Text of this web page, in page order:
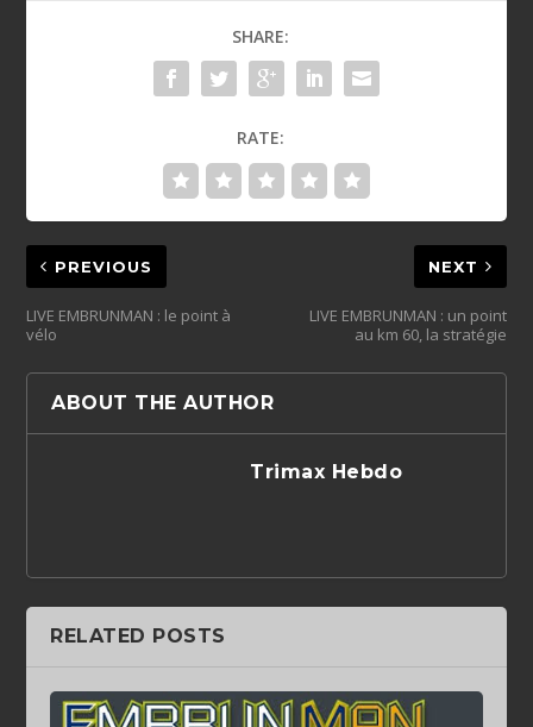
SHARE:
RATE:
PREVIOUS
LIVE EMBRUNMAN : le point à
vélo
NEXT
LIVE EMBRUNMAN : un point
au km 60, la stratégie
ABOUT THE AUTHOR
Trimax Hebdo
RELATED POSTS